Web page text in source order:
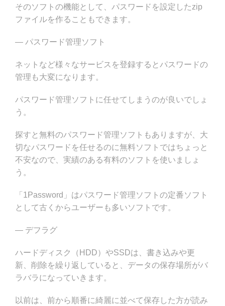
そのソフトの機能として、パスワードを設定したzip
ファイルを作ることもできます。
— パスワード管理ソフト
ネットなど様々なサービスを登録するとパスワードの
管理も大変になります。
パスワード管理ソフトに任せてしまうのが良いでしょ
う。
探すと無料のパスワード管理ソフトもありますが、大
切なパスワードを任せるのに無料ソフトではちょっと
不安なので、実績のある有料のソフトを使いましょ
う。
「1Password」はパスワード管理ソフトの定番ソフト
として古くからユーザーも多いソフトです。
— デフラグ
ハードディスク（HDD）やSSDは、書き込みや更
新、削除を繰り返していると、データの保存場所がバ
ラバラになっていきます。
以前は、前から順番に綺麗に並べて保存した方が読み